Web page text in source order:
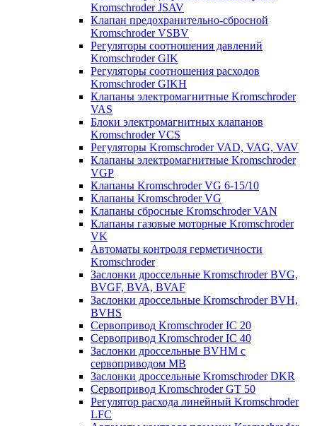
Kromschroder JSAV
Клапан предохранительно-сбросной
Kromschroder VSBV
Регуляторы соотношения давлений
Kromschroder GIK
Регуляторы соотношения расходов
Kromschroder GIKH
Клапаны электромагнитные Kromschroder
VAS
Блоки электромагнитных клапанов
Kromschroder VCS
Регуляторы Kromschroder VAD, VAG, VAV
Клапаны электромагнитные Kromschroder
VGP
Клапаны Kromschroder VG 6-15/10
Клапаны Kromschroder VG
Клапаны сбросные Kromschroder VAN
Клапаны газовые моторные Kromschroder
VK
Автоматы контроля герметичности
Kromschroder
Заслонки дроссельные Kromschroder BVG,
BVGF, BVA, BVAF
Заслонки дроссельные Kromschroder BVH,
BVHS
Сервопривод Kromschroder IC 20
Сервопривод Kromschroder IC 40
Заслонки дроссельные BVHM с
сервоприводом МВ
Заслонки дроссельные Kromschroder DKR
Cервопривод Kromschroder GT 50
Регулятор расхода линейный Kromschroder
LFC